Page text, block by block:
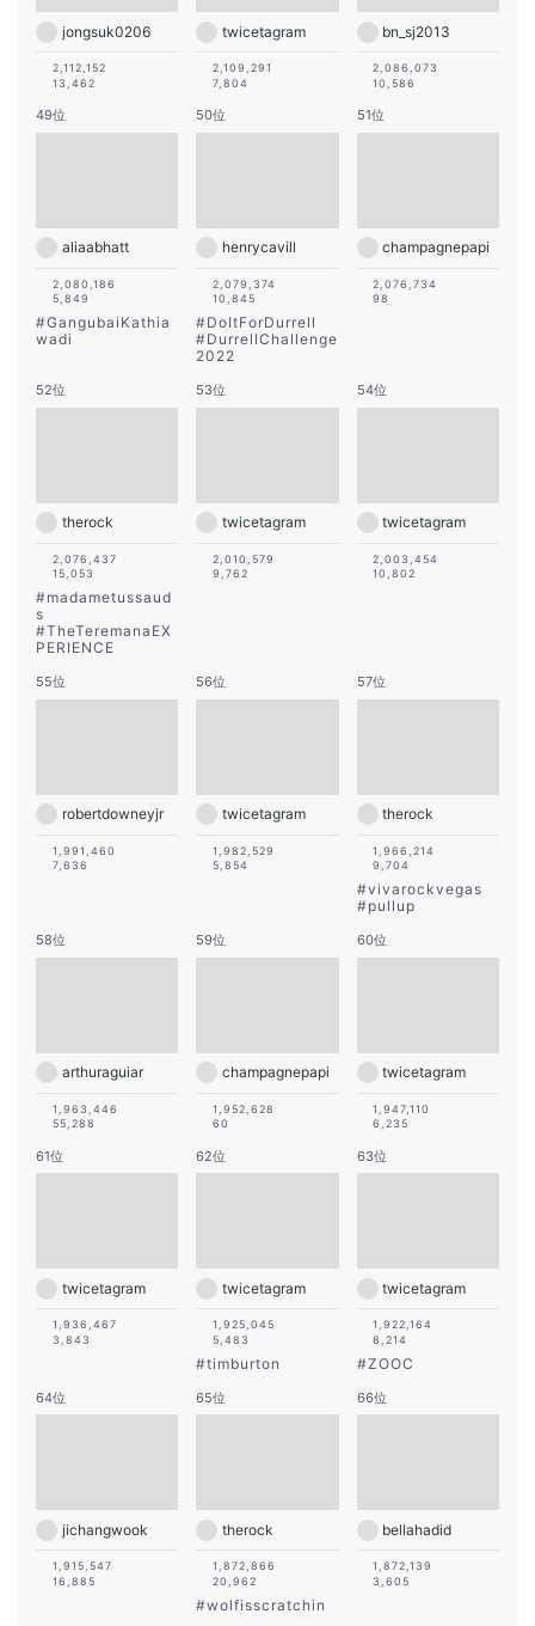
jongsuk0206
2,112,152
13,462
twicetagram
2,109,291
7,804
bn_sj2013
2,086,073
10,586
49位
aliaabhatt
2,080,186
5,849
#GangubaiKathia
wadi
50位
henrycavill
2,079,374
10,845
#DoItForDurrell
#DurrellChallenge
2022
51位
champagnepapi
2,076,734
98
52位
therock
2,076,437
15,053
#madametussaud
s
#TheTeremanaEX
PERIENCE
53位
twicetagram
2,010,579
9,762
54位
twicetagram
2,003,454
10,802
55位
robertdowneyjr
1,991,460
7,636
56位
twicetagram
1,982,529
5,854
57位
therock
1,966,214
9,704
#vivarockvegas
#pullup
58位
arthuraguiar
1,963,446
55,288
59位
champagnepapi
1,952,628
60
60位
twicetagram
1,947,110
6,235
61位
twicetagram
1,936,467
3,843
62位
twicetagram
1,925,045
5,483
#timburton
63位
twicetagram
1,922,164
8,214
#ZOOC
64位
jichangwook
1,915,547
16,885
65位
therock
1,872,866
20,962
#wolfisscratchin
66位
bellahadid
1,872,139
3,605